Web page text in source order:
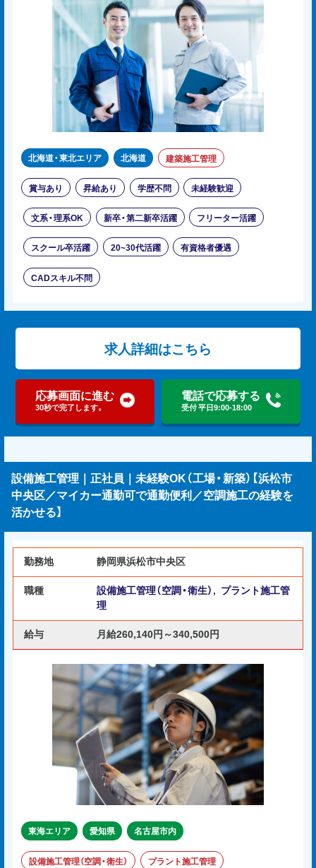
北海道・東北エリア 北海道 建築施工管理
賞与あり 昇給あり 学歴不問 未経験歓迎
文系・理系OK 新卒・第二新卒活躍 フリーター活躍
スクール卒活躍 20~30代活躍 有資格者優遇
CADスキル不問
求人詳細はこちら
応募画面に進む
30秒で完了します。
電話で応募する
受付 平日9:00-18:00
設備施工管理｜正社員｜未経験OK（工場・新築）【浜松市
中央区／マイカー通勤可で通勤便利／空調施工の経験を
活かせる】
勤務地 静岡県浜松市中央区
職種 設備施工管理（空調・衛生） , プラント施工管
理
給与 月給260,140円～340,500円
東海エリア 愛知県 名古屋市内
設備施工管理（空調・衛生） プラント施工管理